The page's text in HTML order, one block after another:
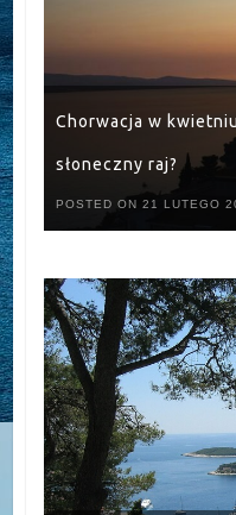
Chorwacja w
słoneczny raj?
POSTED ON 21 LUTEGO